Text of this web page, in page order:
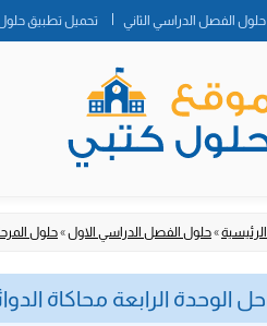
حلول الفصل الدراسي الثاني تحميل تطبيق
الرئيسية»حلول الفصل الدراسي الاول»حلول
حل الوحدة الرابعة محاكاة